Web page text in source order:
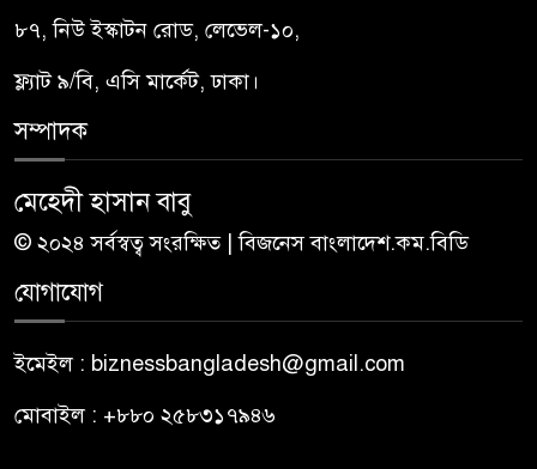
৮৭, নিউ ইস্কাটন রোড, লেভেল-১০,
ফ্ল্যাট ৯/বি, এসি মার্কেট, ঢাকা।
সম্পাদক
মেহেদী হাসান বাবু
© ২০২৪ সর্বস্বত্ব সংরক্ষিত | বিজনেস বাংলাদেশ.কম.বিডি
যোগাযোগ
ইমেইল : biznessbangladesh@gmail.com
মোবাইল : +৮৮০ ২৫৮৩১৭৯৪৬